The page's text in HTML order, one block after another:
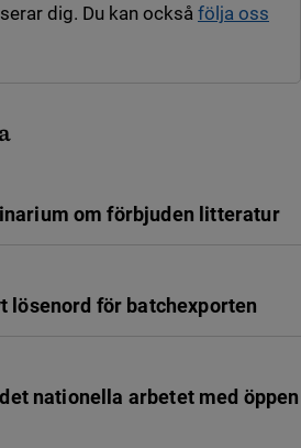
dig. Du kan också följa oss
annan webbplats.
om förbjuden litteratur
lösenord för batchexporten
nationella arbetet med öppen